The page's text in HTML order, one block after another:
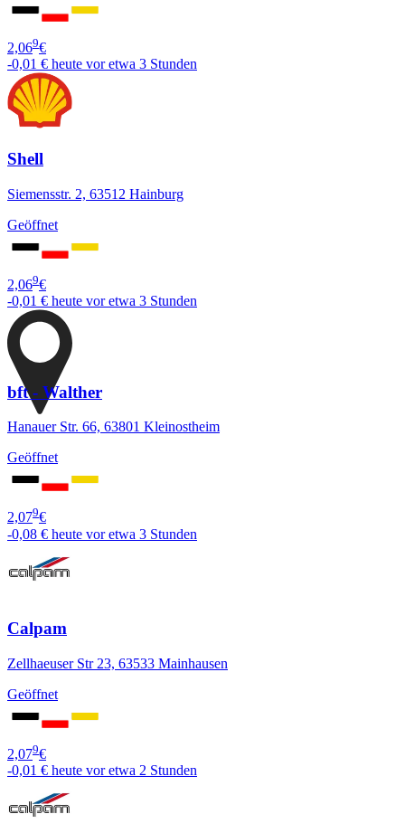
2,069€
-0,01 € heute vor etwa 3 Stunden
Shell
Siemensstr. 2, 63512 Hainburg
Geöffnet
2,069€
-0,01 € heute vor etwa 3 Stunden
bft - Walther
Hanauer Str. 66, 63801 Kleinostheim
Geöffnet
2,079€
-0,08 € heute vor etwa 3 Stunden
Calpam
Zellhaeuser Str 23, 63533 Mainhausen
Geöffnet
2,079€
-0,01 € heute vor etwa 2 Stunden